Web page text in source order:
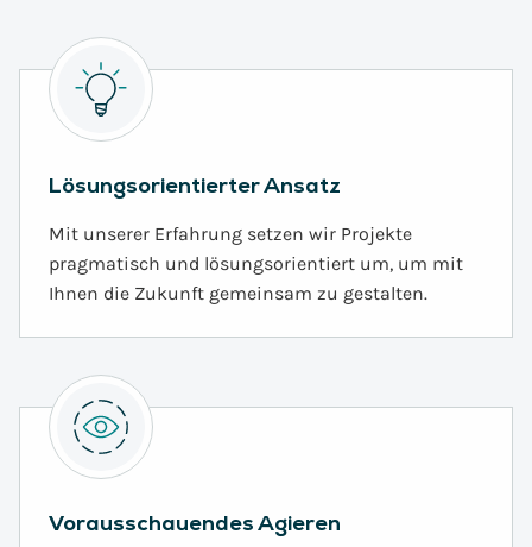
Lösungsorientierter Ansatz
Mit unserer Erfahrung setzen wir Projekte
pragmatisch und lösungsorientiert um, um mit
Ihnen die Zukunft gemeinsam zu gestalten.
Vorausschauendes Agieren